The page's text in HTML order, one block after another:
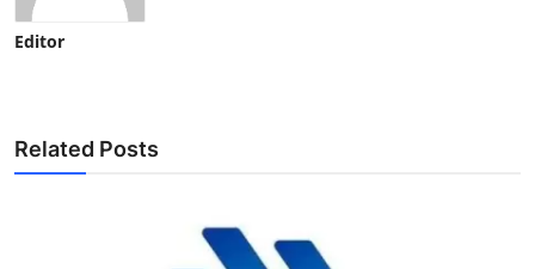
Editor
Related Posts